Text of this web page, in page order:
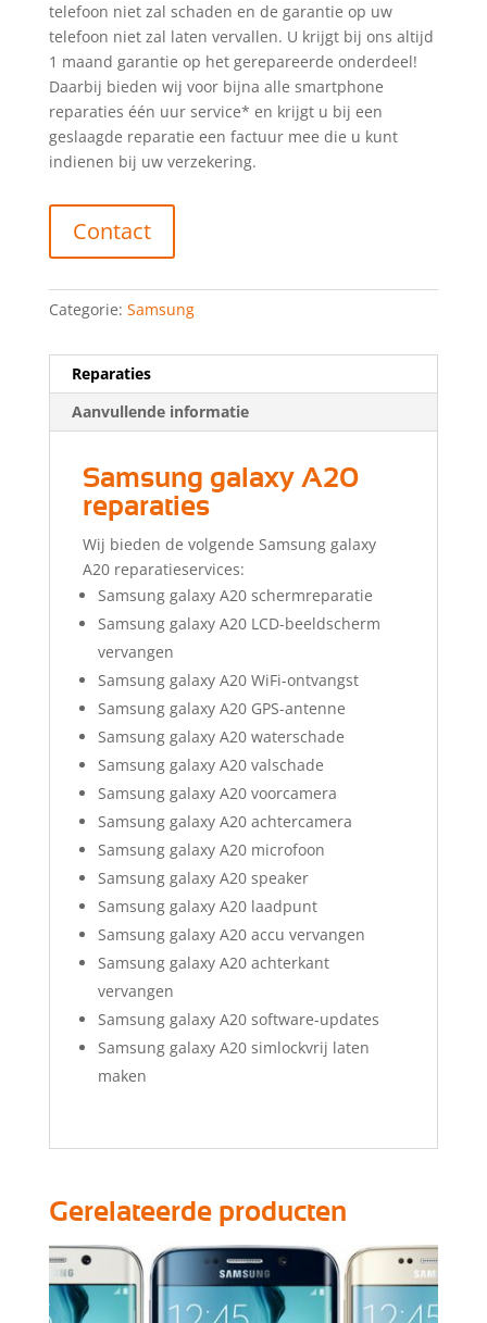
telefoon niet zal schaden en de garantie op uw
telefoon niet zal laten vervallen. U krijgt bij ons altijd
1 maand garantie op het gerepareerde onderdeel!
Daarbij bieden wij voor bijna alle smartphone
reparaties één uur service* en krijgt u bij een
geslaagde reparatie een factuur mee die u kunt
indienen bij uw verzekering.
Contact
Categorie: Samsung
Reparaties
Aanvullende informatie
Samsung galaxy A20
reparaties
Wij bieden de volgende Samsung galaxy
A20 reparatieservices:
Samsung galaxy A20 schermreparatie
Samsung galaxy A20 LCD-beeldscherm
vervangen
Samsung galaxy A20 WiFi-ontvangst
Samsung galaxy A20 GPS-antenne
Samsung galaxy A20 waterschade
Samsung galaxy A20 valschade
Samsung galaxy A20 voorcamera
Samsung galaxy A20 achtercamera
Samsung galaxy A20 microfoon
Samsung galaxy A20 speaker
Samsung galaxy A20 laadpunt
Samsung galaxy A20 accu vervangen
Samsung galaxy A20 achterkant
vervangen
Samsung galaxy A20 software-updates
Samsung galaxy A20 simlockvrij laten
maken
Gerelateerde producten